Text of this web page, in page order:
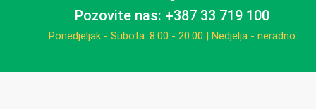
Pozovite nas: +387 33 719 100
Ponedjeljak - Subota: 8:00 - 20:00 | Nedjelja - neradno